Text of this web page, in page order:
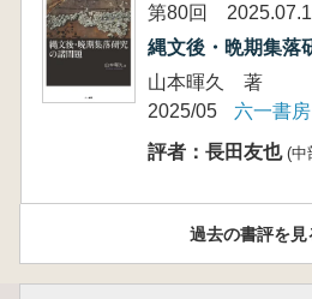
第80回
縄文後・晩期集落
山本暉久 著
2025/05
六一書房
評者：長田友也 (中
過去の書評を見